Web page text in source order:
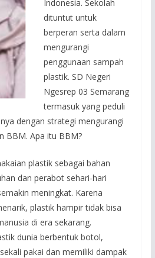
Indonesia. Sekolah
dituntut untuk
berperan serta dalam
mengurangi
penggunaan sampah
plastik. SD Negeri
Ngesrep 03 Semarang
termasuk yang peduli
dengan strategi mengurangi
BBM. Apa itu BBM?
plastik sebagai bahan
dan perabot sehari-hari
meningkat. Karena
plastik hampir tidak bisa
di era sekarang.
dunia berbentuk botol,
pakai dan memiliki dampak